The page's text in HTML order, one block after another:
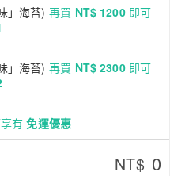
」海苔) 再買 NT$ 1200即可
」海苔) 再買 NT$ 2300即可
有免運優惠
NT$ 0